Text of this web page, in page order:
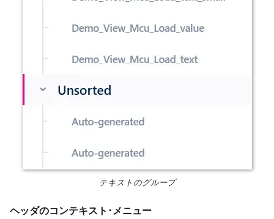
テキストのグループ
ヘッダのコンテキスト･メニュー